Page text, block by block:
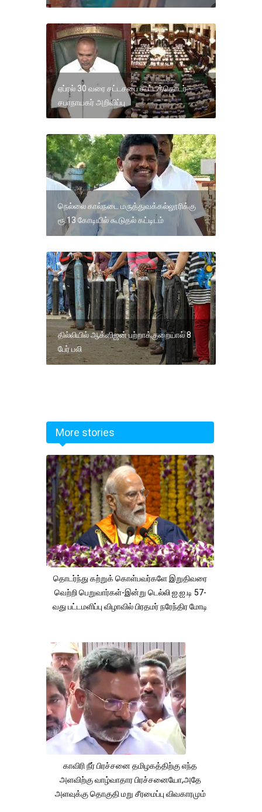
ஏப்ரல் 30 வரை சட்டசபை கூட்டத்தொடர் -
சபாநாயகர் அறிவிப்பு
நெல்லை கால்நடை மருத்துவக்கல்லூரிக்கு
ரூ.13 கோடியில் கூடுதல் கட்டிடம்
தில்லியில் ஆக்ஸிஜன் பற்றாக்குறையால் 8
பேர் பலி
More stories
தொடர்ந்து கற்றுக் கொள்பவர்களே இறுதிவரை
வெற்றி பெறுவார்கள்-இன்று டெல்லி ஐ.ஐ.டி 57-
வது பட்டமளிப்பு விழாவில் பிரதமர் நரேந்திர மோடி
காவிரி நீர் பிரச்சனை தமிழகத்திற்கு எந்த
அளவிற்கு வாழ்வாதார பிரச்சனையோ,அதே
அளவுக்கு தொகுதி மறு சீரமைப்பு விவகாரமும்